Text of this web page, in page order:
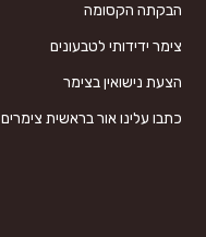
הבקתה הקסומה
צימר ידידותי לטבעונים
הצעת נישואין בצימר
כתבו עלינו אור בראשית צימרים